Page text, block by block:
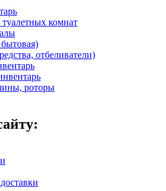
комнат
отбеливатели)
роторы